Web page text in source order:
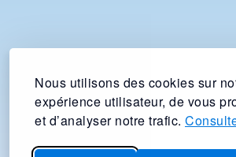
Nous utilisons des cookies sur
expérience utilisateur, de vous
et d’analyser notre trafic.